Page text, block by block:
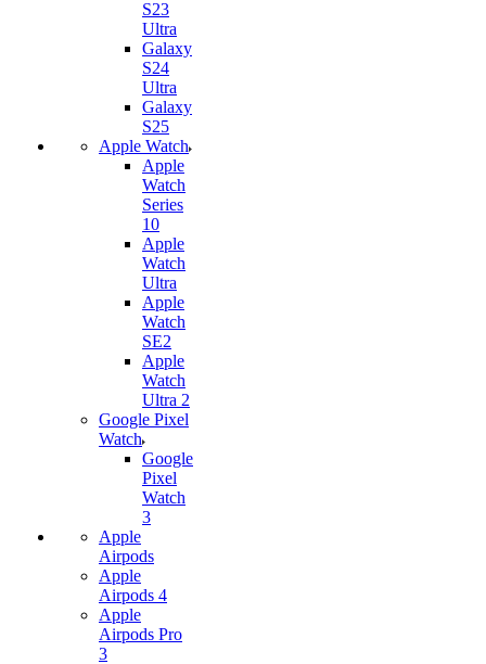
S23
Ultra
Galaxy
S24
Ultra
Galaxy
S25
Apple Watch
Apple
Watch
Series
10
Apple
Watch
Ultra
Apple
Watch
SE2
Apple
Watch
Ultra 2
Google Pixel
Watch
Google
Pixel
Watch
3
Apple
Airpods
Apple
Airpods 4
Apple
Airpods Pro
3